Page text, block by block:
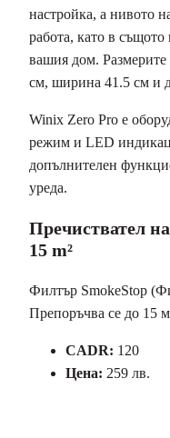
настройка, а нивото
работа, като в
вашия дом. Размерите
см, ширина 41.5 см и
Winix Zero Pro е
режим и LED
допълнителен
уреда.
Пречиствател
15 m²
Филтър SmokeStop
Препоръчва се до 15
CADR: 120
Цена: 259 лв.